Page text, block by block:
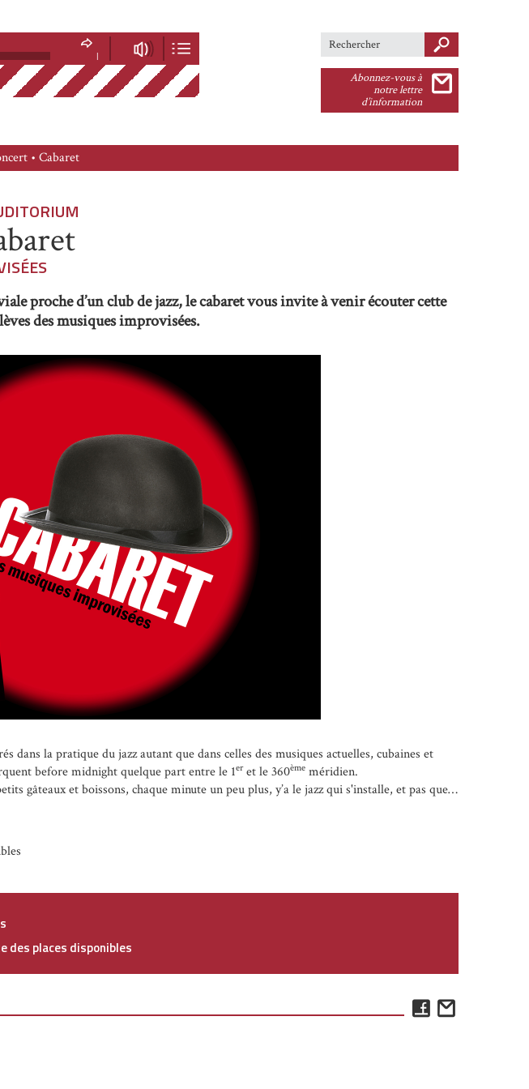
Volume
|
Formulaire de
recherche
Search this site
Abonnez-vous à
notre lettre
d’information
• Cabaret
proche d’un club de jazz, le cabaret vous invite à venir écouter cette
des musiques improvisées.
dans la pratique du jazz autant que dans celles des musiques actuelles, cubaines et
before midnight quelque part entre le 1eret le 360ème méridien.
gâteaux et boissons, chaque minute un peu plus, y’a le jazz qui s'installe, et pas que…
des places disponibles
Facebook